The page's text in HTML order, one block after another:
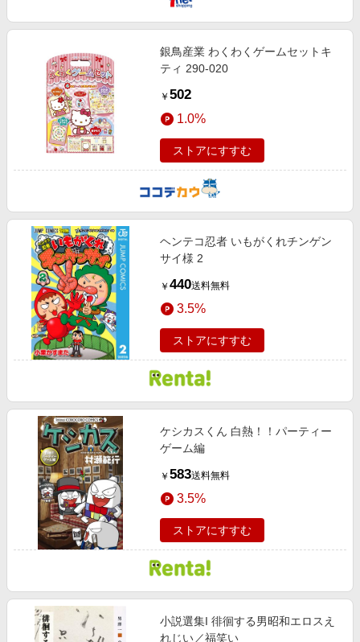
銀鳥産業 わくわくゲームセットキ
ティ 290-020
￥ 502
1.0%
ストアにすすむ
ヘンテコ忍者 いもがくれチンゲン
サイ様 2
￥ 440送料無料
3.5%
ストアにすすむ
ケシカスくん 白熱！！パーティー
ゲーム編
￥ 583送料無料
3.5%
ストアにすすむ
小説選集I 徘徊する男昭和エロスえ
れじい／福笑い